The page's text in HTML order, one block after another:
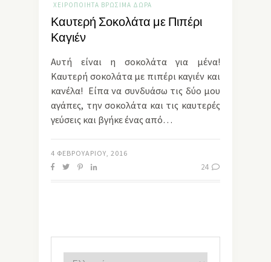
ΧΕΙΡΟΠΟΊΗΤΑ ΒΡΏΣΙΜΑ ΔΏΡΑ
Καυτερή Σοκολάτα με Πιπέρι
Καγιέν
Αυτή είναι η σοκολάτα για μένα!
Καυτερή σοκολάτα με πιπέρι καγιέν και
κανέλα! Είπα να συνδυάσω τις δύο μου
αγάπες, την σοκολάτα και τις καυτερές
γεύσεις και βγήκε ένας από…
4 ΦΕΒΡΟΥΑΡΊΟΥ, 2016
24